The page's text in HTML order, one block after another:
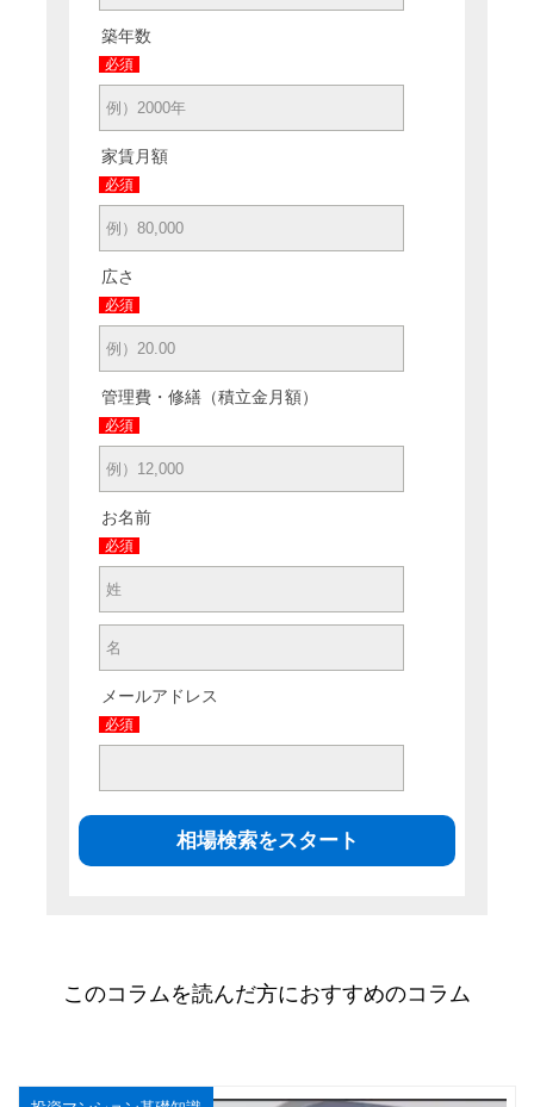
築年数
必須
家賃月額
必須
広さ
必須
管理費・修繕（積立金月額）
必須
お名前
必須
メールアドレス
必須
このコラムを読んだ方におすすめのコラム